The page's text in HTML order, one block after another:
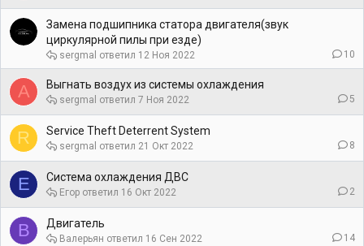
Замена подшипника статора двигателя(звук
циркулярной пилы при езде)
10
12 Ноя 2022
sergmal
A Выгнать воздух из системы охлаждения
5
7 Ноя 2022
sergmal
R Service Theft Deterrent System
8
21 Окт 2022
sergmal
Е Система охлаждения ДВС
2
16 Окт 2022
Егор
В Двигатель
14
16 Сен 2022
Валерьян